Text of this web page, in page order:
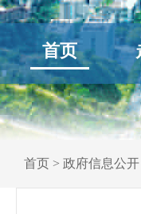
首页
首页 > 政府信息公开